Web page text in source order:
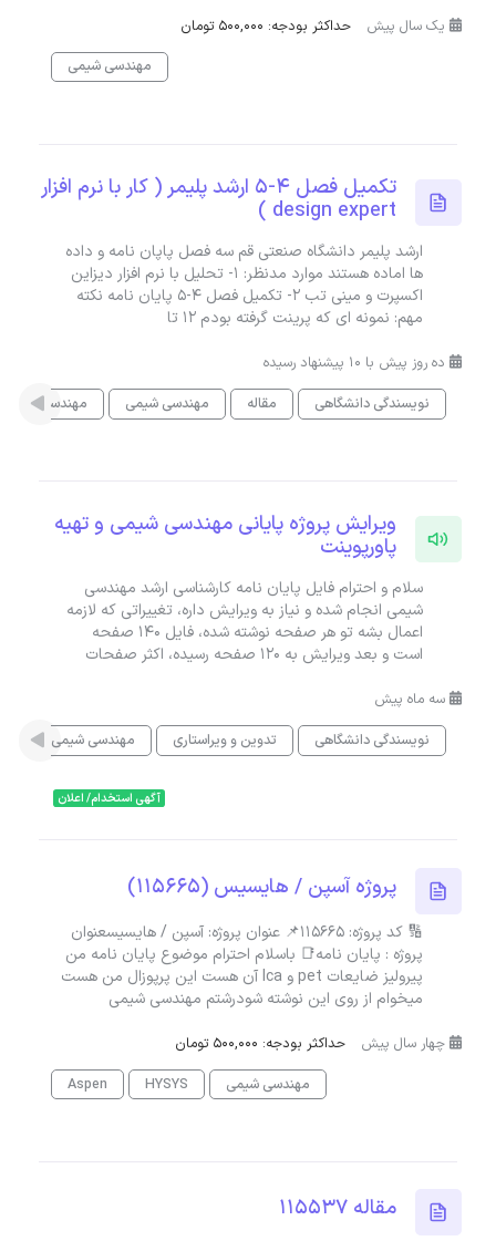
یک سال پیش
حداکثر بودجه: 500,000 تومان
مهندسی شیمی
تکمیل فصل 4-5 ارشد پلیمر ( کار با نرم افزار
design expert )
ارشد پلیمر دانشگاه صنعتی قم سه فصل پاپان نامه و داده
ها اماده هستند موارد مدنظر: 1- تحلیل با نرم افزار دیزاین
اکسپرت و مینی تب 2- تکمیل فصل 4-5 پایان نامه نکته
مهم: نمونه ای که پرینت گرفته بودم 12 تا
ده روز پیش با 10 پیشنهاد رسیده
نویسندگی دانشگاهی
مقاله مهندسی شیمی مهندسی
ویرایش پروژه پایانی مهندسی شیمی و تهیه
پاورپوینت
سلام و احترام فایل پایان نامه کارشناسی ارشد مهندسی
شیمی انجام شده و نیاز به ویرایش داره، تغییراتی که لازمه
اعمال بشه تو هر صفحه نوشته شده، فایل 140 صفحه
است و بعد ویرایش به 120 صفحه رسیده، اکثر صفحات
سه ماه پیش
نویسندگی دانشگاهی
تدوین و ویراستاری مهندسی شیمی
آگهی استخدام/ اعلان
پروژه آسپن / هایسیس (115665)
🔢 کد پروژه: 115665📌 عنوان پروژه: آسپن / هایسیسعنوان
پروژه : پایان نامه📑 باسلام احترام موضوع پایان نامه من
پیرولیز ضایعات pet و lca آن هست این پرپوزال من هست
میخوام از روی این نوشته شودرشتم مهندسی شیمی
چهار سال پیش
حداکثر بودجه: 500,000 تومان
مهندسی شیمی
HYSYS
Aspen
مقاله 115537